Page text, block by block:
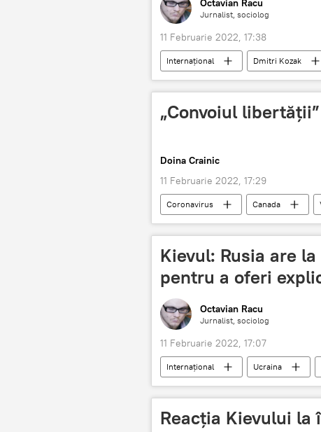
Octavian Racu
Jurnalist, sociolog
11 Februarie 2022, 17:38
Internaţional Dmitri Kozak
„Convoiul
Doina Crainic
11 Februarie 2022, 17:29
Coronavirus Canada
Kievul: Rusia are
pentru a oferi
Octavian Racu
Jurnalist, sociolog
11 Februarie 2022, 17:07
Internaţional Ucraina
Reacția Kievului